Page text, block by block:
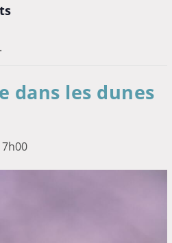
dans les dunes